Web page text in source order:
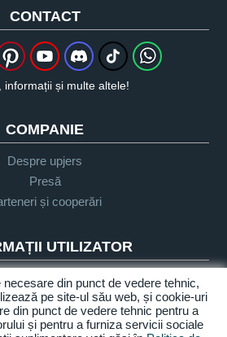
CONTACT
informații și multe altele!
COMPANIE
Despre upjers
Presă
și cooperări
UTILIZATOR
Glosar
Let's Play
Sprijin
din punct de vedere tehnic,
pe site-ul său web, și cookie-uri
din punct de vedere tehnic pentru a
și pentru a furniza servicii sociale